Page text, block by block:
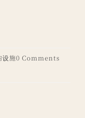
设施0 Comments